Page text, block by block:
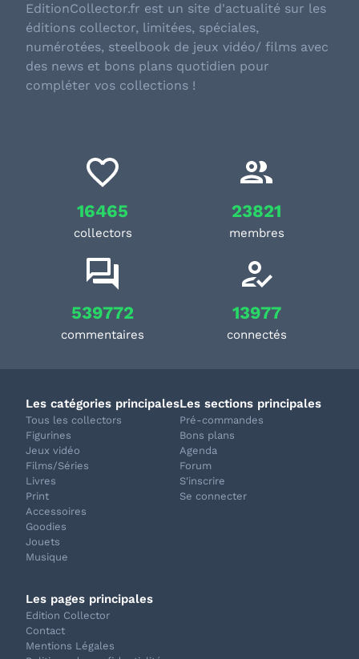
EditionCollector.fr est un site d'actualité sur les
éditions collector, limitées, spéciales,
numérotées, steelbook de jeux vidéo/ films avec
des news et bons plans quotidien pour
compléter vos collections !
16465
collectors
23821
membres
539772
commentaires
13977
connectés
Les catégories principales
Tous les collectors
Figurines
Jeux vidéo
Films/Séries
Livres
Print
Accessoires
Goodies
Jouets
Musique
Les sections principales
Pré-commandes
Bons plans
Agenda
Forum
S'inscrire
Se connecter
Les pages principales
Edition Collector
Contact
Mentions Légales